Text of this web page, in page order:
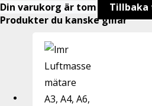
Din varukorg är tom
Produkter du kanske gillar